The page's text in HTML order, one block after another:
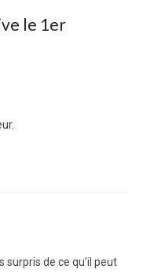
le 1er
surpris de ce qu’il peut